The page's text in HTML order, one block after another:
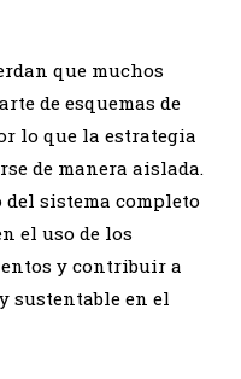
que muchos
de esquemas de
lo que la estrategia
de manera aislada.
sistema completo
el uso de los
y contribuir a
sustentable en el